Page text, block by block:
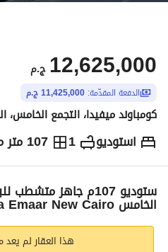
ج.م 12,625,000
الدفعة المقدّمة: 11,425,000 ج.م
كومباوند ميفيدا، التجمع الخامس،
استوديو 1 107 متر مربع ج.م12,625,000
التفاصيل الاتجاهات
ستوديو 107م جاهز
الخامس Mivida Emaar New Cairo
هذا العقار لم يعد